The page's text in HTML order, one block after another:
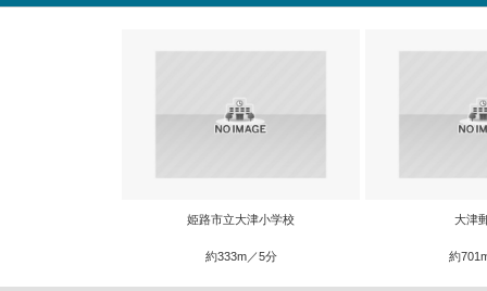
姫路市立大津小学校
約333m／5分
大津
約